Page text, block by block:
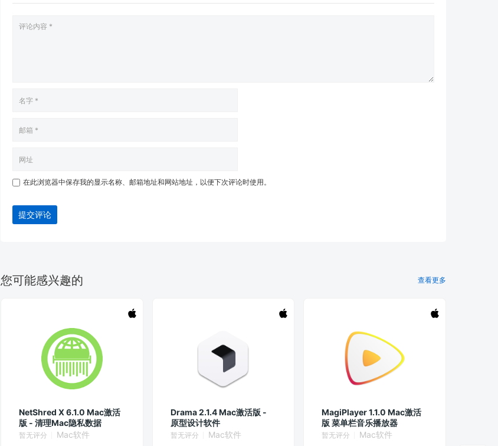
在此浏览器中保存我的显示名称、邮箱地址和网站地址，以便下次评论时使用。
提交评论
您可能感兴趣的 查看更多
NetShred X 6.1.0 Mac激活
版 - 清理Mac隐私数据
暂无评分 Mac软件
Drama 2.1.4 Mac激活版 -
原型设计软件
暂无评分 Mac软件
MagiPlayer 1.1.0 Mac激活
版 菜单栏音乐播放器
暂无评分 Mac软件